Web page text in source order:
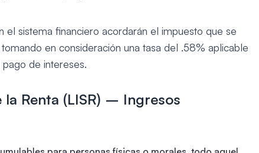
el sistema financiero acordarán el impuesto que se
en consideración una tasa del .58% aplicable
de intereses.
Renta (LISR) – Ingresos